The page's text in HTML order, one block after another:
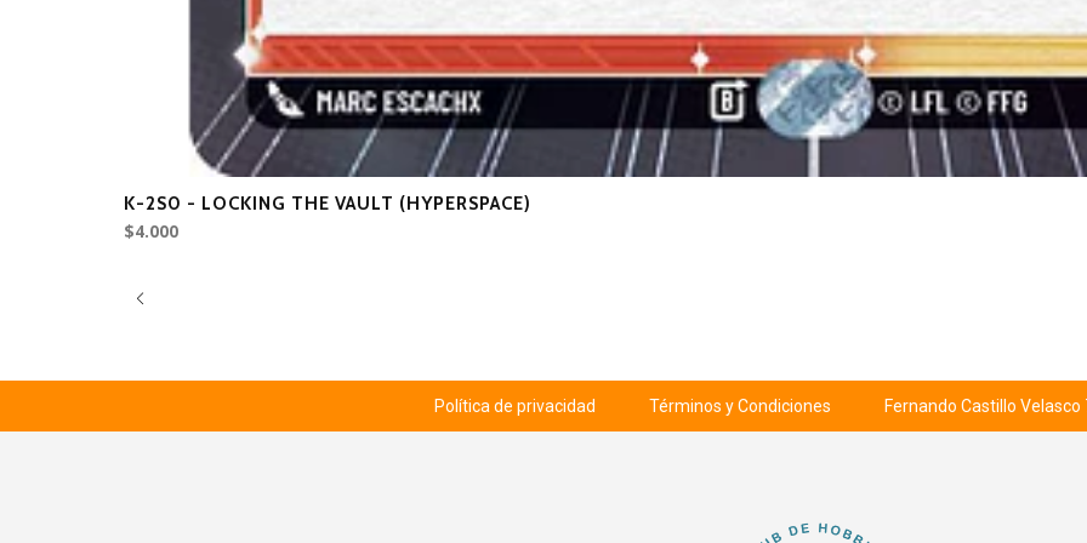
K-2S0 - LOCKING THE VAULT (HYPERSPACE)
$4.000
Política de privacidad Términos y Condiciones Fernando Castillo Velasco